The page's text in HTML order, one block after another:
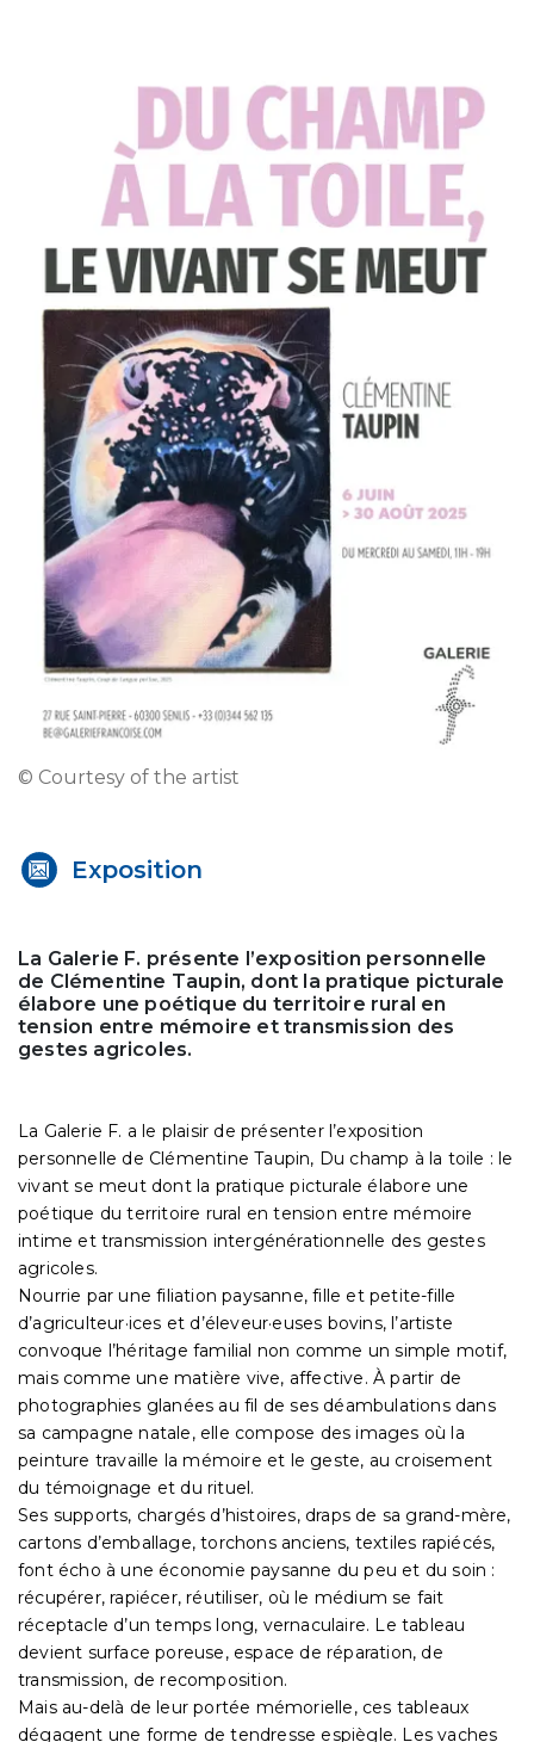
© Courtesy of the artist
Exposition
La Galerie F. présente l’exposition personnelle
de Clémentine Taupin, dont la pratique picturale
élabore une poétique du territoire rural en
tension entre mémoire et transmission des
gestes agricoles.
La Galerie F. a le plaisir de présenter l’exposition
personnelle de Clémentine Taupin, Du champ à la toile : le
vivant se meut dont la pratique picturale élabore une
poétique du territoire rural en tension entre mémoire
intime et transmission intergénérationnelle des gestes
agricoles.
Nourrie par une filiation paysanne, fille et petite-fille
d’agriculteur·ices et d’éleveur·euses bovins, l’artiste
convoque l’héritage familial non comme un simple motif,
mais comme une matière vive, affective. À partir de
photographies glanées au fil de ses déambulations dans
sa campagne natale, elle compose des images où la
peinture travaille la mémoire et le geste, au croisement
du témoignage et du rituel.
Ses supports, chargés d’histoires, draps de sa grand-mère,
cartons d’emballage, torchons anciens, textiles rapiécés,
font écho à une économie paysanne du peu et du soin :
récupérer, rapiécer, réutiliser, où le médium se fait
réceptacle d’un temps long, vernaculaire. Le tableau
devient surface poreuse, espace de réparation, de
transmission, de recomposition.
Mais au-delà de leur portée mémorielle, ces tableaux
dégagent une forme de tendresse espiègle. Les vaches